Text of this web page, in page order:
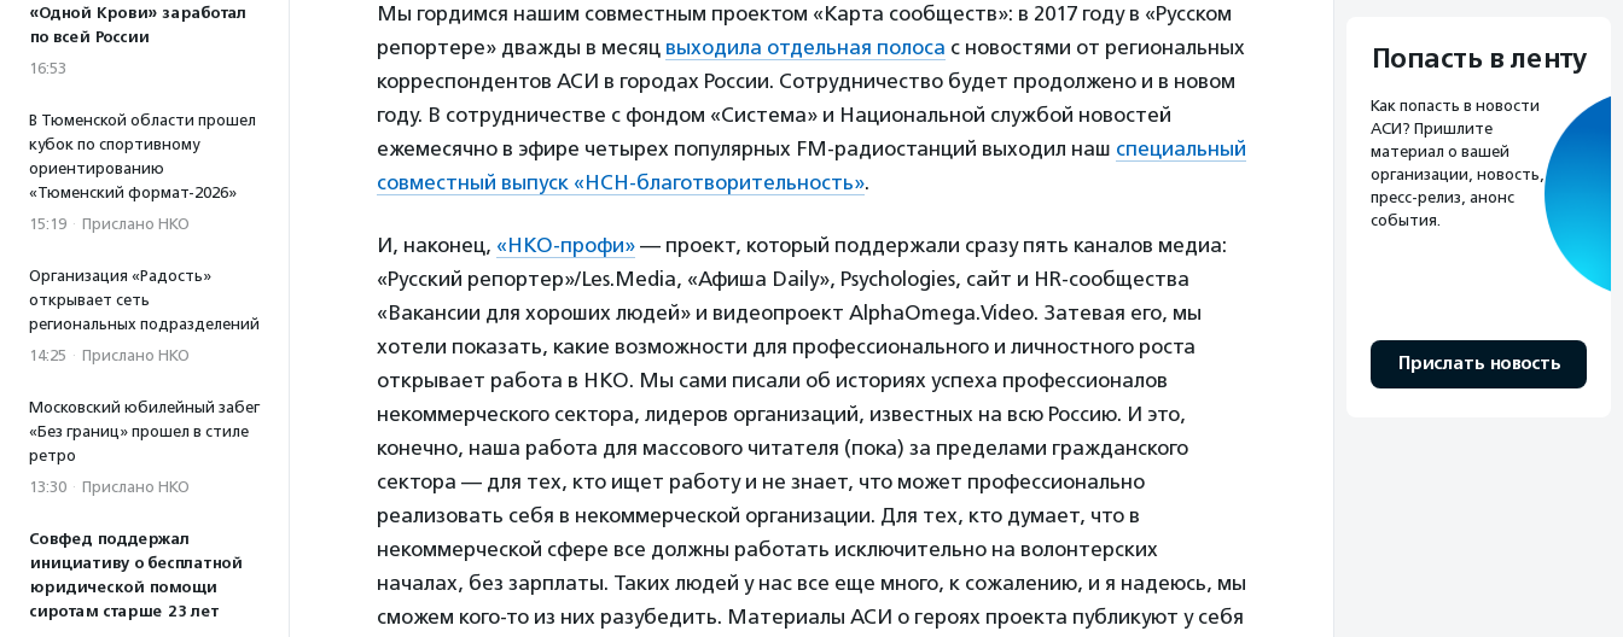
«Одной Крови» заработал
по всей России
16:53
В Тюменской области прошел
кубок по спортивному
ориентированию
«Тюменский формат-2026»
15:19 · Прислано НКО
Организация «Радость»
открывает сеть
региональных подразделений
14:25 · Прислано НКО
Московский юбилейный забег
«Без границ» прошел в стиле
ретро
13:30 · Прислано НКО
Совфед поддержал
инициативу о бесплатной
юридической помощи
сиротам старше 23 лет
Мы гордимся нашим совместным проектом «Карта сообществ»: в 2017 году в «Русском
репортере» дважды в месяц выходила отдельная полоса с новостями от региональных
корреспондентов АСИ в городах России. Сотрудничество будет продолжено и в новом
году. В сотрудничестве с фондом «Система» и Национальной службой новостей
ежемесячно в эфире четырех популярных FM-радиостанций выходил наш специальный
совместный выпуск «НСН-благотворительность».
И, наконец, «НКО-профи» — проект, который поддержали сразу пять каналов медиа:
«Русский репортер»/Les.Media, «Афиша Daily», Psychologies, сайт и HR-сообщества
«Вакансии для хороших людей» и видеопроект AlphaOmega.Video. Затевая его, мы
хотели показать, какие возможности для профессионального и личностного роста
открывает работа в НКО. Мы сами писали об историях успеха профессионалов
некоммерческого сектора, лидеров организаций, известных на всю Россию. И это,
конечно, наша работа для массового читателя (пока) за пределами гражданского
сектора — для тех, кто ищет работу и не знает, что может профессионально
реализовать себя в некоммерческой организации. Для тех, кто думает, что в
некоммерческой сфере все должны работать исключительно на волонтерских
началах, без зарплаты. Таких людей у нас все еще много, к сожалению, и я надеюсь, мы
сможем кого-то из них разубедить. Материалы АСИ о героях проекта публикуют у себя
Попасть в ленту
Как попасть в новости
АСИ? Пришлите
материал о вашей
организации, новость,
пресс-релиз, анонс
события.
Прислать новость